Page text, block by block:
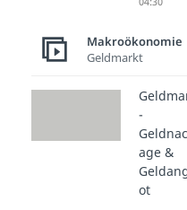
Güter
die
durch den
Die
stellt
dem
Makroökonomie
Geldmarkt
-
age &
ot